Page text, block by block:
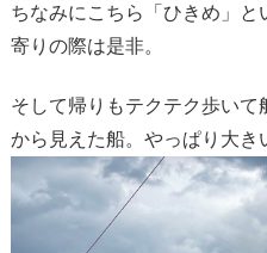
ちなみにこちら「ひきめ」
寄りの際は是非。
そして帰りもテクテク歩い
から見えた船。やっぱり大き